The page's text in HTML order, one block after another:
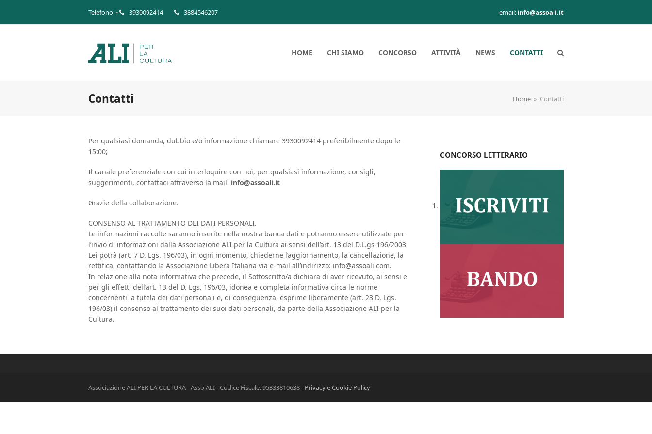
Telefono:- 3930092414 3884546207 email: info@assoali.it
HOME CHI SIAMO CONCORSO ATTIVITÀ NEWS CONTATTI
Contatti Home » Contatti
Per qualsiasi domanda, dubbio e/o informazione chiamare 3930092414 preferibilmente dopo le
15:00;
Il canale preferenziale con cui interloquire con noi, per qualsiasi informazione, consigli,
suggerimenti, contattaci attraverso la mail: info@assoali.it
Grazie della collaborazione.
CONSENSO AL TRATTAMENTO DEI DATI PERSONALI.
Le informazioni raccolte saranno inserite nella nostra banca dati e potranno essere utilizzate per
l’invio di informazioni dalla Associazione ALI per la Cultura ai sensi dell’art. 13 del D.L.gs 196/2003.
Lei potrà (art. 7 D. Lgs. 196/03), in ogni momento, chiederne l’aggiornamento, la cancellazione, la
rettifica, contattando la Associazione Libera Italiana via e-mail all’indirizzo: info@assoali.com.
In relazione alla nota informativa che precede, il Sottoscritto/a dichiara di aver ricevuto, ai sensi e
per gli effetti dell’art. 13 del D. Lgs. 196/03, idonea e completa informativa circa le norme
concernenti la tutela dei dati personali e, di conseguenza, esprime liberamente (art. 23 D. Lgs.
196/03) il consenso al trattamento dei suoi dati personali, da parte della Associazione ALI per la
Cultura.
CONCORSO LETTERARIO
Associazione ALI PER LA CULTURA - Asso ALI - Codice Fiscale: 95333810638 - Privacy e Cookie Policy